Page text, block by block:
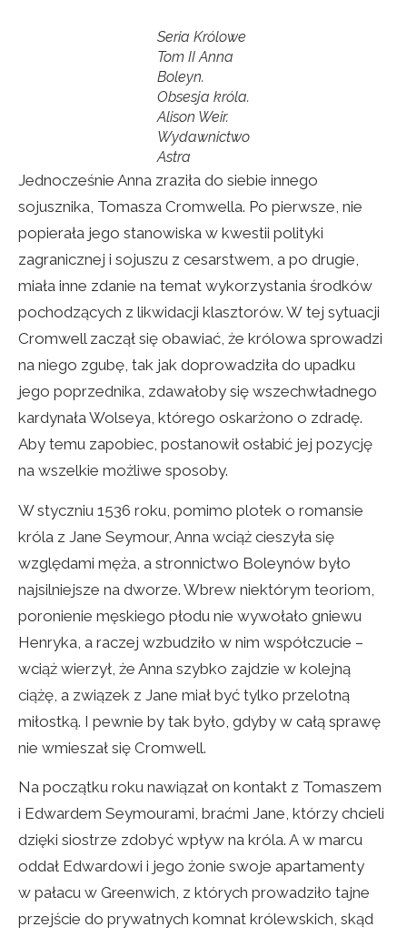
Seria Królowe
Tom IIAnna
Boleyn.
Obsesja króla.
Alison Weir.
Wydawnictwo
Astra
Jednocześnie Anna zraziła do siebie innego
sojusznika, Tomasza Cromwella. Po pierwsze, nie
popierała jego stanowiska w kwestii polityki
zagranicznej i sojuszu z cesarstwem, a po drugie,
miała inne zdanie na temat wykorzystania środków
pochodzących z likwidacji klasztorów. W tej sytuacji
Cromwell zaczął się obawiać, że królowa sprowadzi
na niego zgubę, tak jak doprowadziła do upadku
jego poprzednika, zdawałoby się wszechwładnego
kardynała Wolseya, którego oskarżono o zdradę.
Aby temu zapobiec, postanowił osłabić jej pozycję
na wszelkie możliwe sposoby.
W styczniu 1536 roku, pomimo plotek o romansie
króla z Jane Seymour, Anna wciąż cieszyła się
względami męża, a stronnictwo Boleynów było
najsilniejsze na dworze. Wbrew niektórym teoriom,
poronienie męskiego płodu nie wywołało gniewu
Henryka, a raczej wzbudziło w nim współczucie –
wciąż wierzył, że Anna szybko zajdzie w kolejną
ciążę, a związek z Jane miał być tylko przelotną
miłostką. I pewnie by tak było, gdyby w całą sprawę
nie wmieszał się Cromwell.
Na początku roku nawiązał on kontakt z Tomaszem
i Edwardem Seymourami, braćmi Jane, którzy chcieli
dzięki siostrze zdobyć wpływ na króla. A w marcu
oddał Edwardowi i jego żonie swoje apartamenty
w pałacu w Greenwich, z których prowadziło tajne
przejście do prywatnych komnat królewskich, skąd